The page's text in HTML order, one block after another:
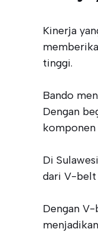
Kinerja
tinggi.
Bando
Dengan
komponen
Di
dari V-belt
Dengan